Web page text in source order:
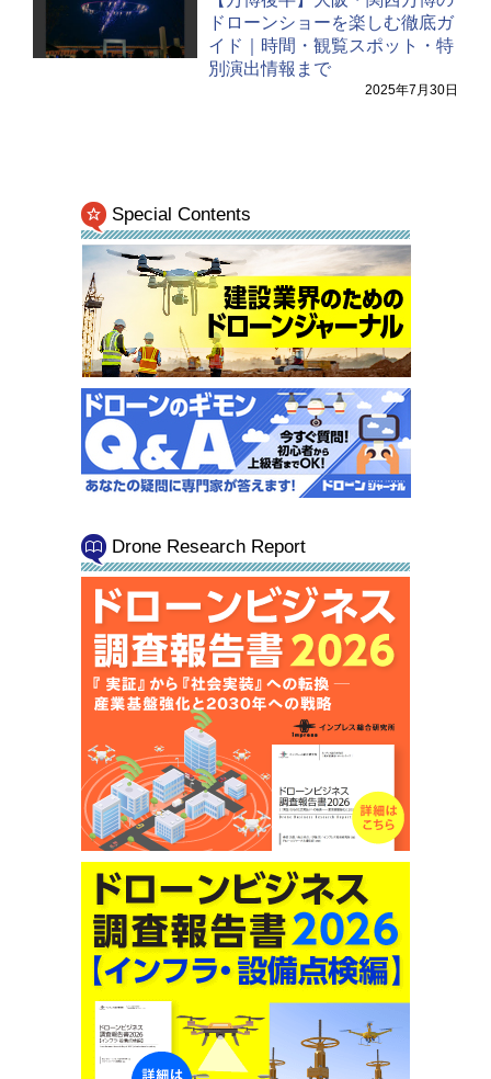
ドローンショーを楽しむ徹底ガ
イド｜時間・観覧スポット・特
別演出情報まで
2025年7月30日
Special Contents
Drone Research Report